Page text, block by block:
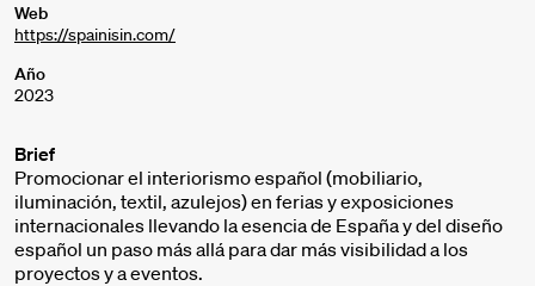
Web
https://spainisin.com/
Año
2023
Brief
Promocionar el interiorismo español (mobiliario,
iluminación, textil, azulejos) en ferias y exposiciones
internacionales llevando la esencia de España y del diseño
español un paso más allá para dar más visibilidad a los
proyectos y a eventos.